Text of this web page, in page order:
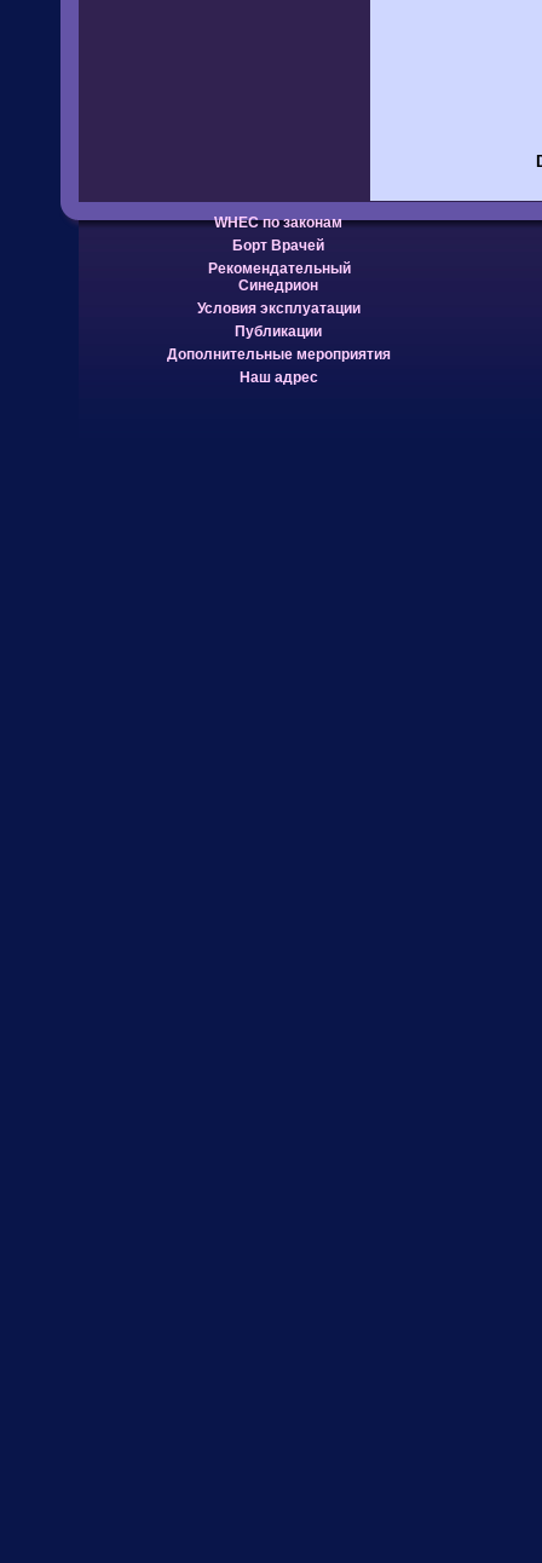
WHEC по законам
Борт Врачей
Рекомендательный
Синедрион
Условия эксплуатации
Публикации
Дополнительные мероприятия
Наш адрес